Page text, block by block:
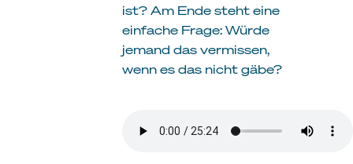
ist? Am Ende steht eine
einfache Frage: Würde
jemand das vermissen,
wenn es das nicht gäbe?